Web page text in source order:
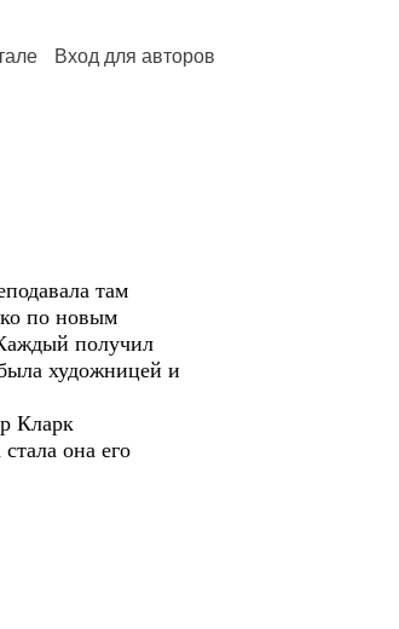
Вход для авторов
там
по новым
получил
художницей и
Кларк
она его